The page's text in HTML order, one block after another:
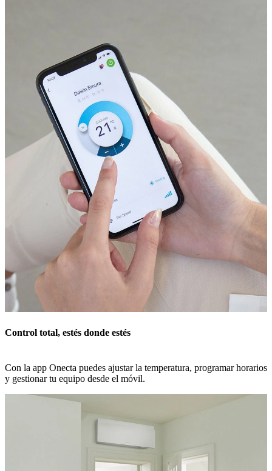
Control total, estés donde estés
Con la app Onecta puedes ajustar la temperatura, programar horarios
y gestionar tu equipo desde el móvil.